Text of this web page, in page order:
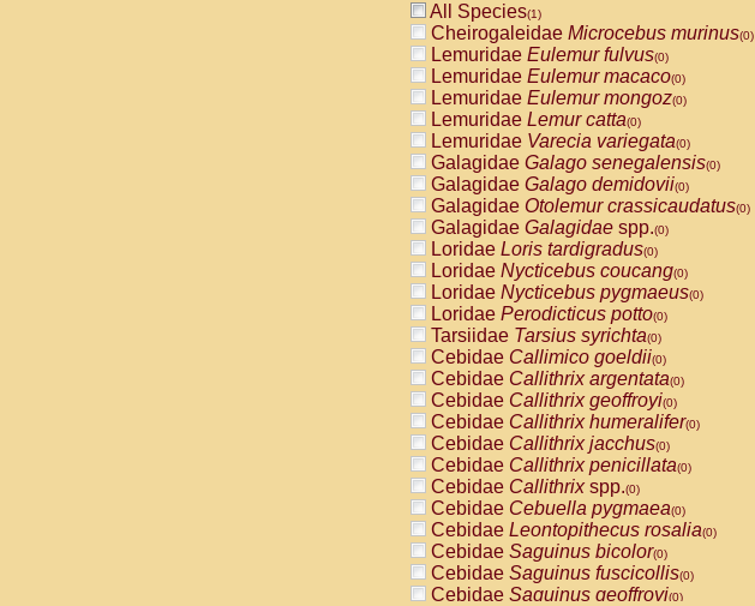
All Species(1)
Cheirogaleidae Microcebus murinus(0)
Lemuridae Eulemur fulvus(0)
Lemuridae Eulemur macaco(0)
Lemuridae Eulemur mongoz(0)
Lemuridae Lemur catta(0)
Lemuridae Varecia variegata(0)
Galagidae Galago senegalensis(0)
Galagidae Galago demidovii(0)
Galagidae Otolemur crassicaudatus(0)
Galagidae Galagidae spp.(0)
Loridae Loris tardigradus(0)
Loridae Nycticebus coucang(0)
Loridae Nycticebus pygmaeus(0)
Loridae Perodicticus potto(0)
Tarsiidae Tarsius syrichta(0)
Cebidae Callimico goeldii(0)
Cebidae Callithrix argentata(0)
Cebidae Callithrix geoffroyi(0)
Cebidae Callithrix humeralifer(0)
Cebidae Callithrix jacchus(0)
Cebidae Callithrix penicillata(0)
Cebidae Callithrixspp.(0)
Cebidae Cebuella pygmaea(0)
Cebidae Leontopithecus rosalia(0)
Cebidae Saguinus bicolor(0)
Cebidae Saguinus fuscicollis(0)
Cebidae Saguinus geoffroyi(0)